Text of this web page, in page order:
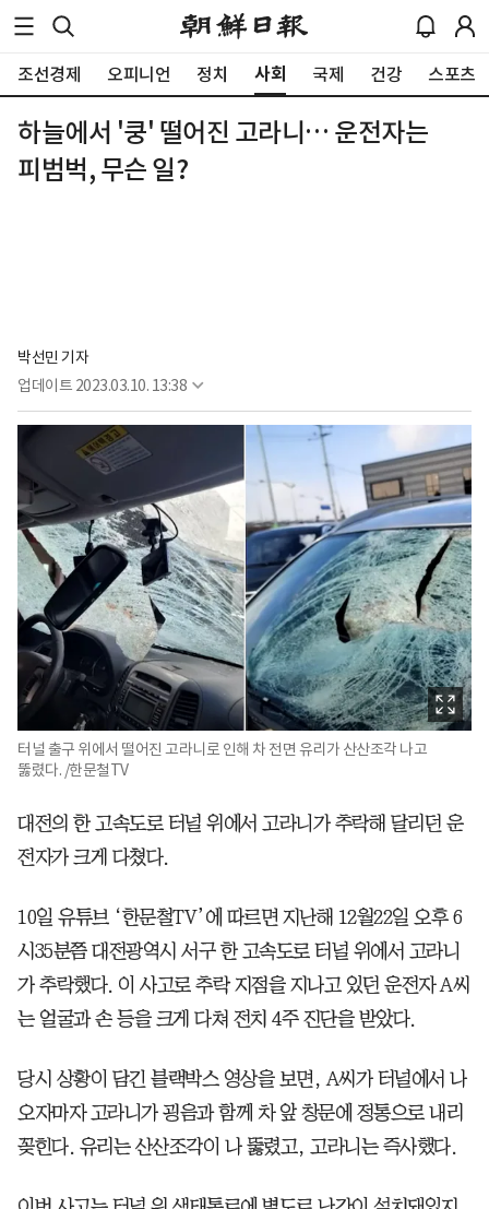
조선경제 오피니언 정치 사회 국제 건강 스포츠
하늘에서 '쿵' 떨어진 고라니… 운전자는
피범벅, 무슨 일?
박선민 기자
업데이트 2023.03.10. 13:38
터널 출구 위에서 떨어진 고라니로 인해 차 전면 유리가 산산조각 나고
뚫렸다. /한문철TV
대전의 한 고속도로 터널 위에서 고라니가 추락해 달리던 운
전자가 크게 다쳤다.
10일 유튜브 ‘한문철TV’에 따르면 지난해 12월22일 오후 6
시35분쯤 대전광역시 서구 한 고속도로 터널 위에서 고라니
가 추락했다. 이 사고로 추락 지점을 지나고 있던 운전자 A씨
는 얼굴과 손 등을 크게 다쳐 전치 4주 진단을 받았다.
당시 상황이 담긴 블랙박스 영상을 보면, A씨가 터널에서 나
오자마자 고라니가 굉음과 함께 차 앞 창문에 정통으로 내리
꽂힌다. 유리는 산산조각이 나 뚫렸고, 고라니는 즉사했다.